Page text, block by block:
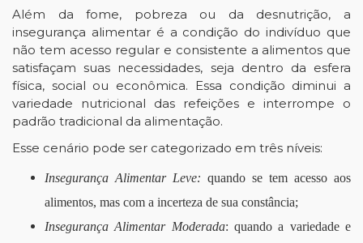
Além da fome, pobreza ou da desnutrição, a
insegurança alimentar é a condição do indivíduo que
não tem acesso regular e consistente a alimentos que
satisfaçam suas necessidades, seja dentro da esfera
física, social ou econômica. Essa condição diminui a
variedade nutricional das refeições e interrompe o
padrão tradicional da alimentação.
Esse cenário pode ser categorizado em três níveis:
Insegurança Alimentar Leve: quando se tem acesso aos
alimentos, mas com a incerteza de sua constância;
Insegurança Alimentar Moderada: quando a variedade e